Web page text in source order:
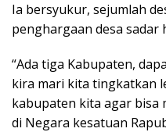
Ia bersyukur, sejumlah
penghargaan desa sadar
“Ada tiga Kabupaten,
kira mari kita tingkatkan
kabupaten kita agar bisa
di Negara kesatuan